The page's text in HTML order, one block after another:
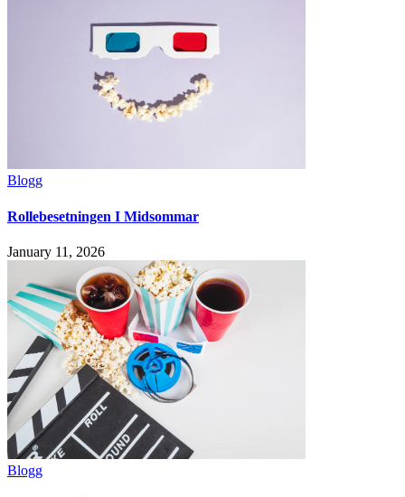
Blogg
Rollebesetningen I Midsommar
January 11, 2026
Blogg